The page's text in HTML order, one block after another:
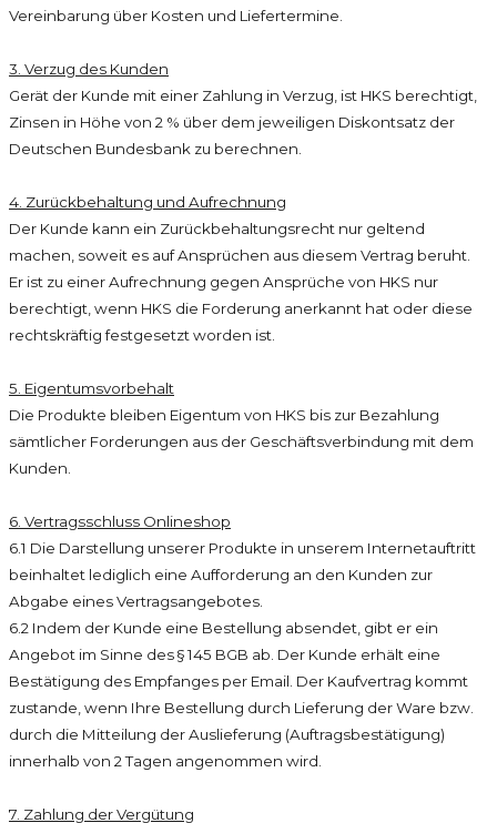
Vereinbarung über Kosten und Liefertermine.
3. Verzug des Kunden
Gerät der Kunde mit einer Zahlung in Verzug, ist HKS berechtigt,
Zinsen in Höhe von 2 % über dem jeweiligen Diskontsatz der
Deutschen Bundesbank zu berechnen.
4. Zurückbehaltung und Aufrechnung
Der Kunde kann ein Zurückbehaltungsrecht nur geltend
machen, soweit es auf Ansprüchen aus diesem Vertrag beruht.
Er ist zu einer Aufrechnung gegen Ansprüche von HKS nur
berechtigt, wenn HKS die Forderung anerkannt hat oder diese
rechtskräftig festgesetzt worden ist.
5. Eigentumsvorbehalt
Die Produkte bleiben Eigentum von HKS bis zur Bezahlung
sämtlicher Forderungen aus der Geschäftsverbindung mit dem
Kunden.
6. Vertragsschluss Onlineshop
6.1 Die Darstellung unserer Produkte in unserem Internetauftritt
beinhaltet lediglich eine Aufforderung an den Kunden zur
Abgabe eines Vertragsangebotes.
6.2 Indem der Kunde eine Bestellung absendet, gibt er ein
Angebot im Sinne des § 145 BGB ab. Der Kunde erhält eine
Bestätigung des Empfanges per Email. Der Kaufvertrag kommt
zustande, wenn Ihre Bestellung durch Lieferung der Ware bzw.
durch die Mitteilung der Auslieferung (Auftragsbestätigung)
innerhalb von 2 Tagen angenommen wird.
7. Zahlung der Vergütung